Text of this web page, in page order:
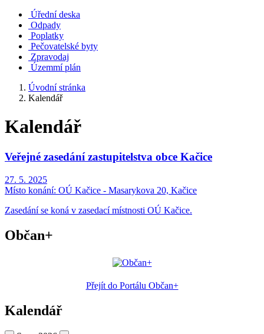
Úřední deska
Odpady
Poplatky
Pečovatelské byty
Zpravodaj
Územmí plán
Úvodní stránka
Kalendář
Kalendář
Veřejné zasedání zastupitelstva obce Kačice
27. 5. 2025
Místo konání: OÚ Kačice - Masarykova 20, Kačice
Zasedání se koná v zasedací místnosti OÚ Kačice.
Občan+
Přejít do Portálu Občan+
Kalendář